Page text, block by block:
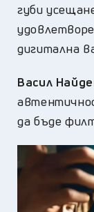
губи
дигитална
Васил
да бъде